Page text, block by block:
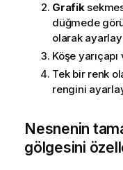
Grafik
düğmede
olarak
Köşe
Tek bir renk
rengini
Nesnenin
gölgesini